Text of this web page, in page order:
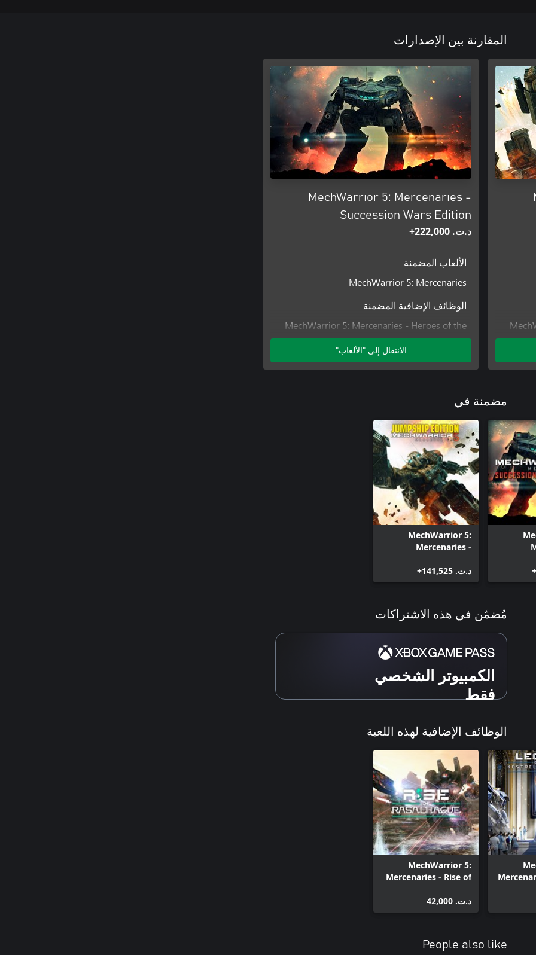
المقارنة بين الإصدارات
MechWarrior 5: Mercenaries -
Succession Wars Edition
د.ت.‏ 222,000+
الألعاب المضمنة
MechWarrior 5: Mercenaries
الوظائف الإضافية المضمنة
MechWarrior 5: Mercenaries - Heroes of the
Inner Sphere
MechWarrior 5: Mercenaries - Legend of the
Kestrel Lancers
MechWarrior 5: Mercenaries - Rise of
Rasalhague
MechWarrior 5: Mercenaries - The Dragon's
Gambit
MechWarrior 5: Mercenaries - Solaris
Showdown
الانتقال إلى "الألعاب"
مضمنة في
MechWarrior 5:
Mercenaries -
د.ت.‏ 141,525+
مُضمّن في هذه الاشتراكات
الكمبيوتر الشخصي
فقط
الوظائف الإضافية لهذه اللعبة
MechWarrior 5:
Mercenaries - Rise of
د.ت.‏ 42,000
People also like